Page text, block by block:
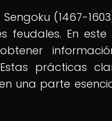
(1467-
feudales. En este
prácticas
una parte